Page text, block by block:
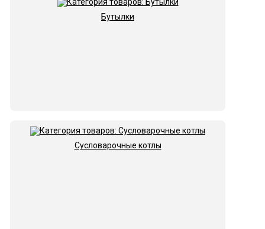
Бутылки
Сусловарочные котлы